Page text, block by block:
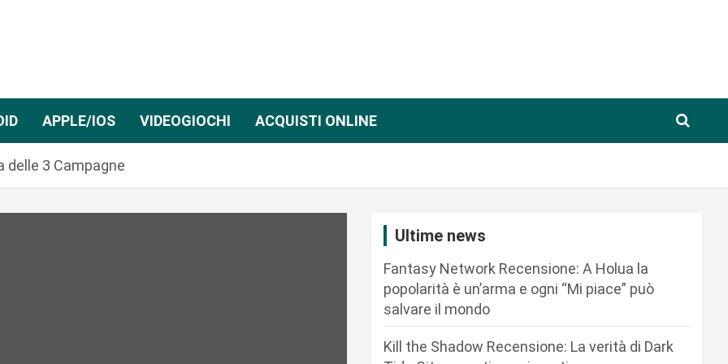
APPLE/IOS VIDEOGIOCHI ACQUISTI ONLINE
delle 3 Campagne
Ultime news
Fantasy Network Recensione: A Holua la
popolarità è un’arma e ogni “Mi piace” può
salvare il mondo
Kill the Shadow Recensione: La verità di Dark